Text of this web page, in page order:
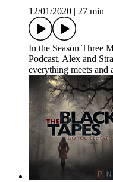
12/01/2020
27 min
In the Season Three
Podcast, Alex and
everything meets and